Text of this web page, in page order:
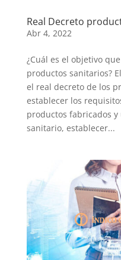
Real Decreto
Abr 4, 2022
¿Cuál es el objetivo
productos sanitarios?
el real decreto de los
establecer los
productos fabricados
sanitario, establecer...